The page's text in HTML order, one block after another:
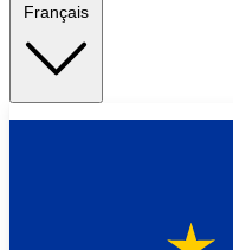
Français